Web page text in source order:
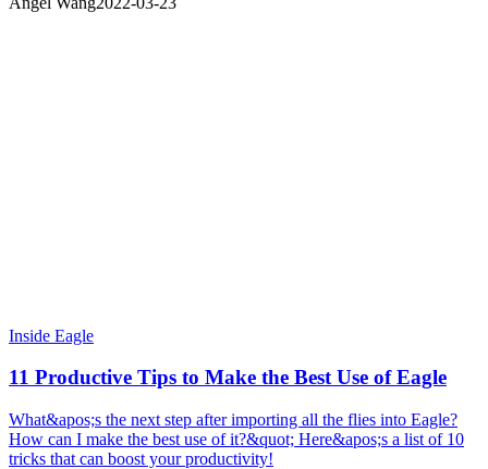
Inside Eagle
11 Productive Tips to Make the Best Use of Eagle
What&apos;s the next step after importing all the flies into Eagle?
How can I make the best use of it?&quot; Here&apos;s a list of 10
tricks that can boost your productivity!